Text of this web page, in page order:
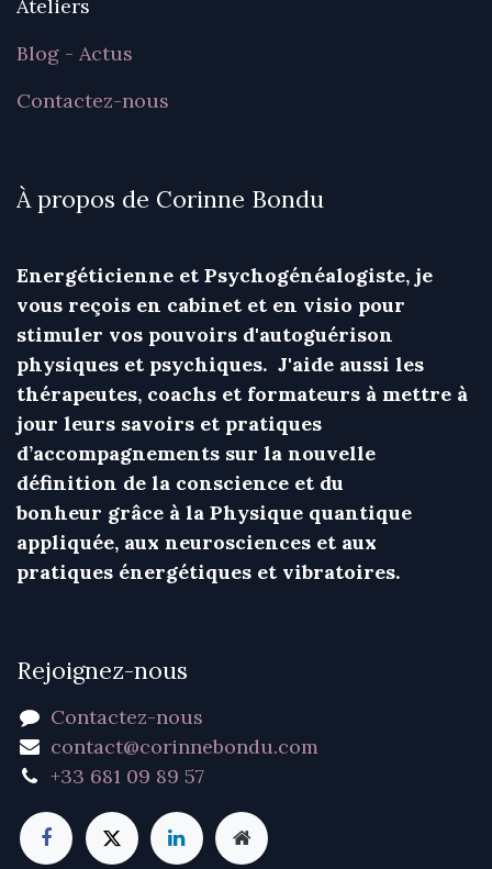
Ateliers
Blog - Actus
Contactez-nous
À propos de Corinne Bondu
Energéticienne et Psychogénéalogiste, je
vous reçois en cabinet et en visio pour
stimuler vos pouvoirs d'autoguérison
physiques et psychiques. J'aide aussi les
thérapeutes, coachs et formateurs à mettre à
jour leurs savoirs et pratiques
d’accompagnements sur la nouvelle
définition de la conscience et du
bonheur grâce à la Physique quantique
appliquée, aux neurosciences et aux
pratiques énergétiques et vibratoires.
Rejoignez-nous
Contactez-nous
contact@corinnebondu.com
+33 681 09 89 57